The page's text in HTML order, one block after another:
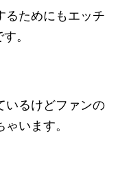
るためにもエッチ
。
いるけどファンの
います。